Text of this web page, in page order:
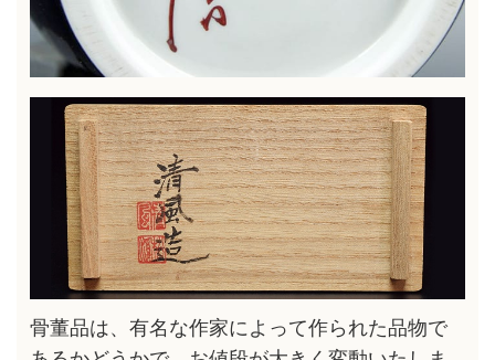
骨董品は、有名な作家によって作られた品物で